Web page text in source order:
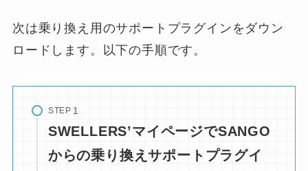
次は乗り換え用のサポートプラグインをダウン
ロードします。以下の手順です。
STEP
SWELLERS’マイページでSANGO
からの乗り換えサポートプラグイ